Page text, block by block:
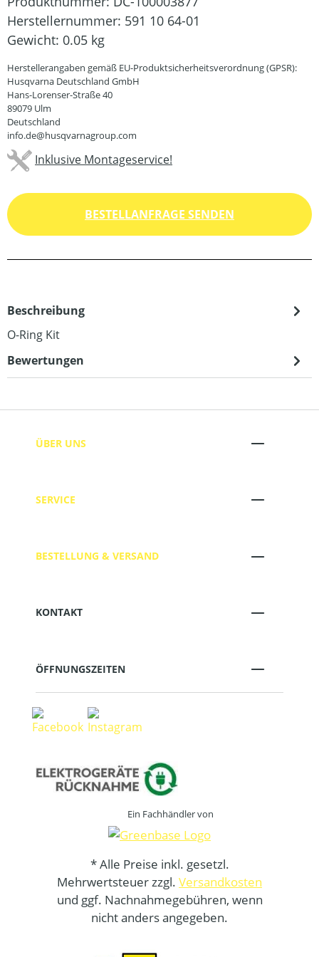
Herstellernummer: 591 10 64-01
Gewicht: 0.05 kg
Herstellerangaben gemäß EU-Produktsicherheitsverordnung (GPSR):
Husqvarna Deutschland GmbH
Hans-Lorenser-Straße 40
89079 Ulm
Deutschland
info.de@husqvarnagroup.com
Inklusive Montageservice!
BESTELLANFRAGE SENDEN
Beschreibung
O-Ring Kit
Bewertungen
ÜBER UNS
SERVICE
BESTELLUNG & VERSAND
KONTAKT
ÖFFNUNGSZEITEN
Ein Fachhändler von
* Alle Preise inkl. gesetzl.
Mehrwertsteuer zzgl. Versandkosten
und ggf. Nachnahmegebühren, wenn
nicht anders angegeben.